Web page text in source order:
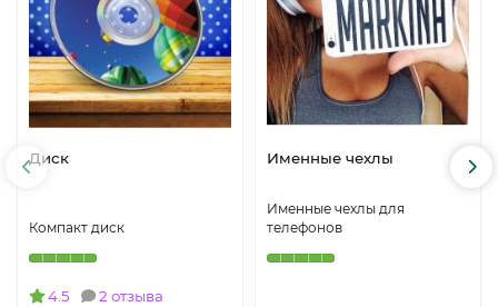
Диск
Компакт диск
4.5 2 отзыва
Именные чехлы
Именные чехлы для
телефонов